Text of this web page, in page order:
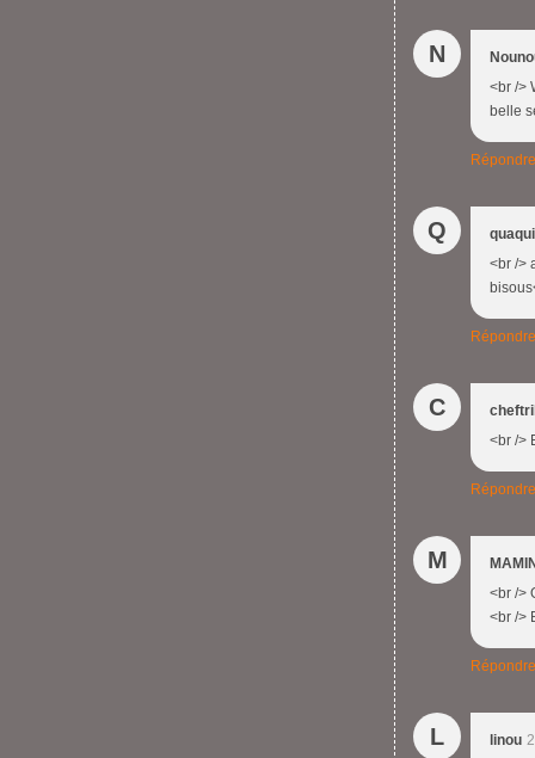
N
<br />
belle
Répondre
Q
<br />
Répondre
C
<br />
Répondre
M
<br />
<br />
Répondre
L linou